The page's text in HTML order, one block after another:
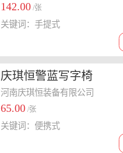
142.00 /张
关键词：手提式
庆琪恒警蓝写字椅
河南庆琪恒装备有限公司
65.00 /张
关键词：便携式